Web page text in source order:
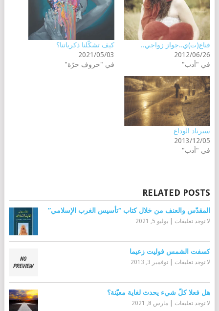
قناع(ت)ي..جواز زواجي..
2012/06/26
في "أدب"
كيف تشكّلنا ذكرياتنا؟
2021/05/03
في "حروف حرّة"
سيرناد الوداع
2013/12/05
في "أدب"
RELATED POSTS
المقدّس والعنف من خلال كتاب “تأسيس الغرب الإسلامي”
لا توجد تعليقات يوليو 5, 2021
كسفت الشمس فوليت زعيما
لا توجد تعليقات نوفمبر 3, 2013
هل فعلا كلّ شيء يحدث لغاية معيّنة؟
لا توجد تعليقات مارس 8, 2021